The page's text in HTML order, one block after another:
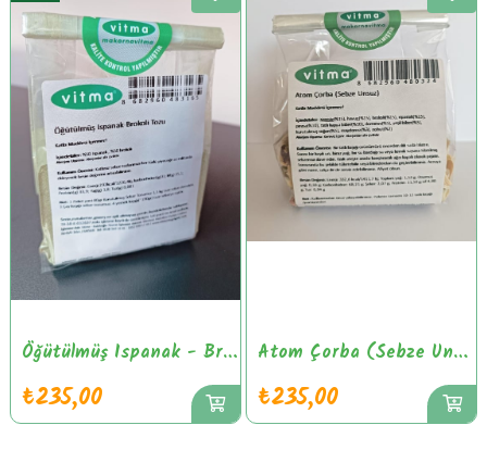
Öğütülmüş Ispanak - Brokoli Tozu
₺235,00
Ürün
Atom Çorba (Sebze Unsuz 50gr)
₺235,00